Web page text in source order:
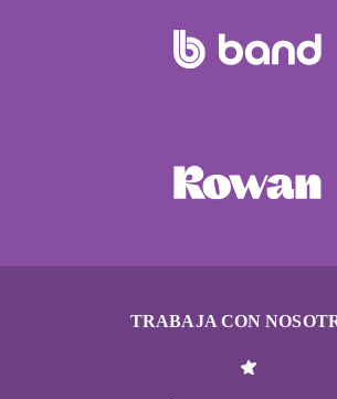
TRABAJA CON